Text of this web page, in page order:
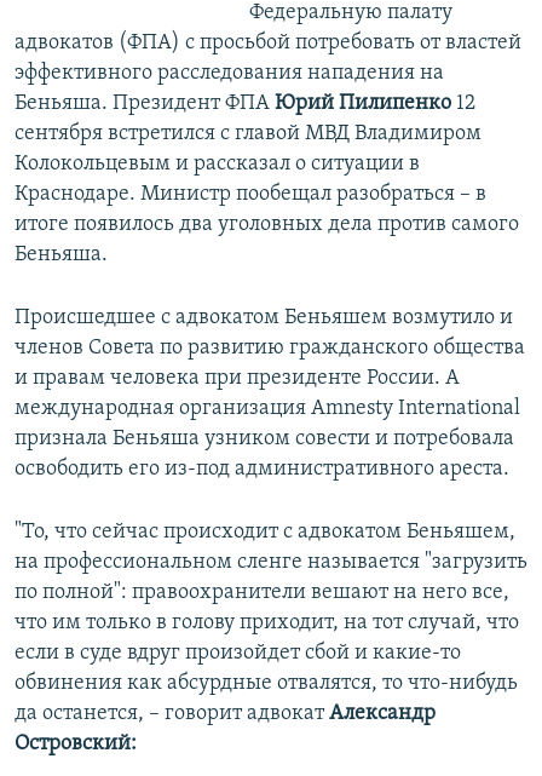
Федеральную палату
адвокатов (ФПА) с просьбой потребовать от властей
эффективного расследования нападения на
Беньяша. Президент ФПА Юрий Пилипенко 12
сентября встретился с главой МВД Владимиром
Колокольцевым и рассказал о ситуации в
Краснодаре. Министр пообещал разобраться – в
итоге появилось два уголовных дела против самого
Беньяша.
Происшедшее с адвокатом Беньяшем возмутило и
членов Совета по развитию гражданского общества
и правам человека при президенте России. А
международная организация Amnesty International
признала Беньяша узником совести и потребовала
освободить его из-под административного ареста.
"То, что сейчас происходит с адвокатом Беньяшем,
на профессиональном сленге называется "загрузить
по полной": правоохранители вешают на него все,
что им только в голову приходит, на тот случай, что
если в суде вдруг произойдет сбой и какие-то
обвинения как абсурдные отвалятся, то что-нибудь
да останется, – говорит адвокатАлександр
Островский: